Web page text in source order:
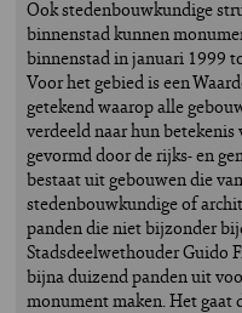
Ook stedenbouwkundige
binnenstad kunnen
binnenstad in januari 1999
Voor het gebied is een
getekend waarop alle
verdeeld naar hun
gevormd door de rijks- en
bestaat uit gebouwen die
stedenbouwkundige of
panden die niet bijzonder
Stadsdeelwethouder Guido
bijna duizend panden uit
monument maken. Het